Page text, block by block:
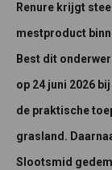
Renure krijgt
mestproduct
Best dit
op 24 juni 2026
de praktische
grasland.
Slootsmid